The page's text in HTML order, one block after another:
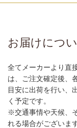
お届けにつ
全てメーカーより直
は、ご注文確定後、
目安に出荷を行い、
く予定です。
※交通事情や天候、
れる場合がございます